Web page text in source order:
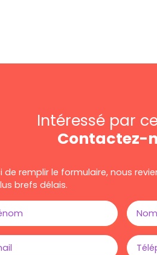
Intéressé par
Contactez-
de remplir le formulaire, nous
brefs délais.
Nom